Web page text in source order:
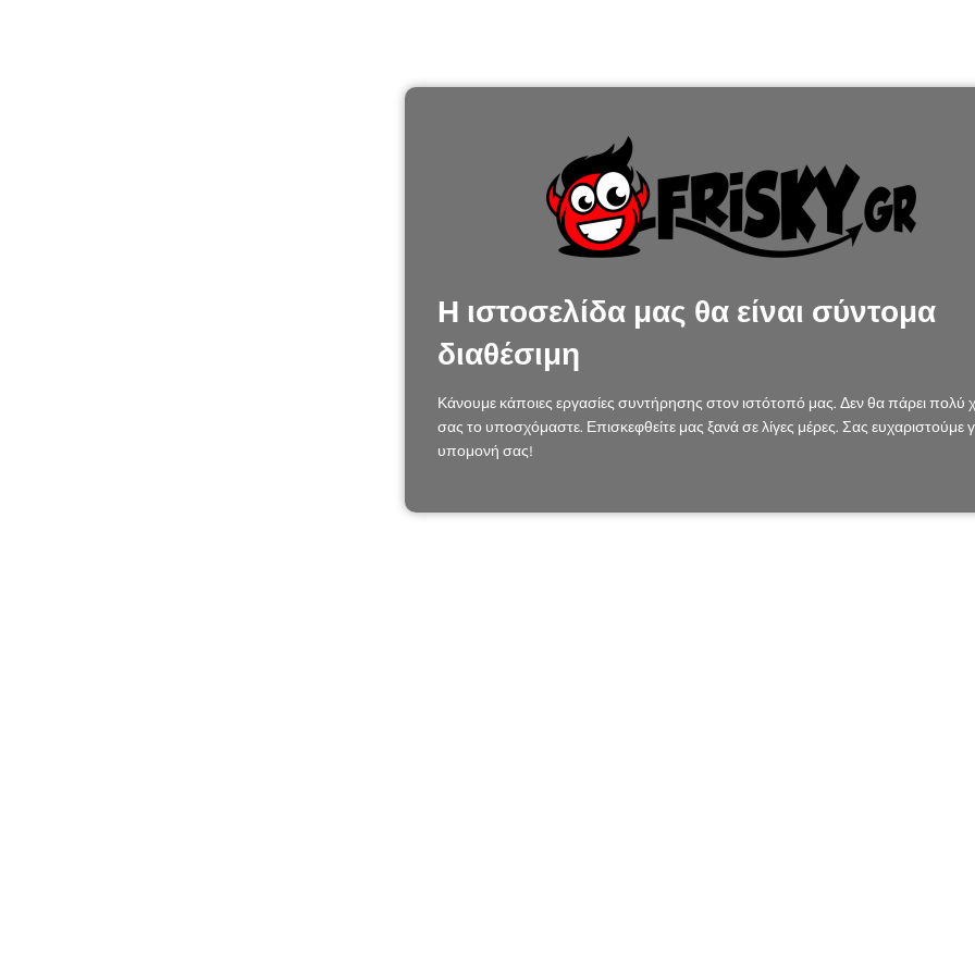
Η ιστοσελίδα μας θα είναι σύντομα
διαθέσιμη
Κάνουμε κάποιες εργασίες συντήρησης στον ιστότοπό μας. Δεν θα πάρει πολύ
σας το υποσχόμαστε. Επισκεφθείτε μας ξανά σε λίγες μέρες. Σας ευχαριστούμε
υπομονή σας!